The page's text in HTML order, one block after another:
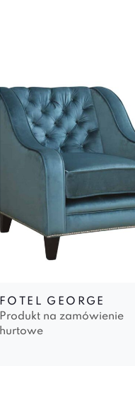
FOTEL GEORGE
Produkt na zamówienie
hurtowe